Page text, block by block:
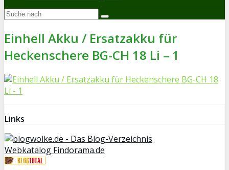
Einhell Akku / Ersatzakku für
Heckenschere BG-CH 18 Li – 1
Links
Webkatalog Findorama.de